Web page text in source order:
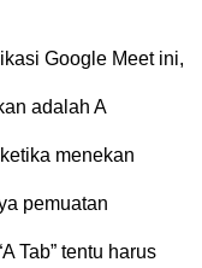
Google Meet ini,
adalah A
menekan
pemuatan
Tab” tentu harus